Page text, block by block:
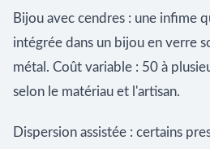
Bijou avec cendres : une infime
intégrée dans un bijou en verre
métal. Coût variable : 50 à
selon le matériau et l'artisan.
Dispersion assistée : certains